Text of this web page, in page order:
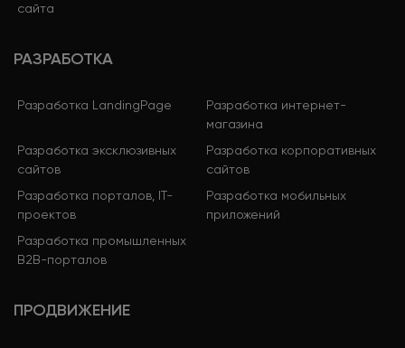
сайта
РАЗРАБОТКА
Разработка LandingPage
Разработка интернет-
магазина
Разработка эксклюзивных
сайтов
Разработка корпоративных
сайтов
Разработка порталов, IT-
проектов
Разработка мобильных
приложений
Разработка промышленных
B2B-порталов
ПРОДВИЖЕНИЕ